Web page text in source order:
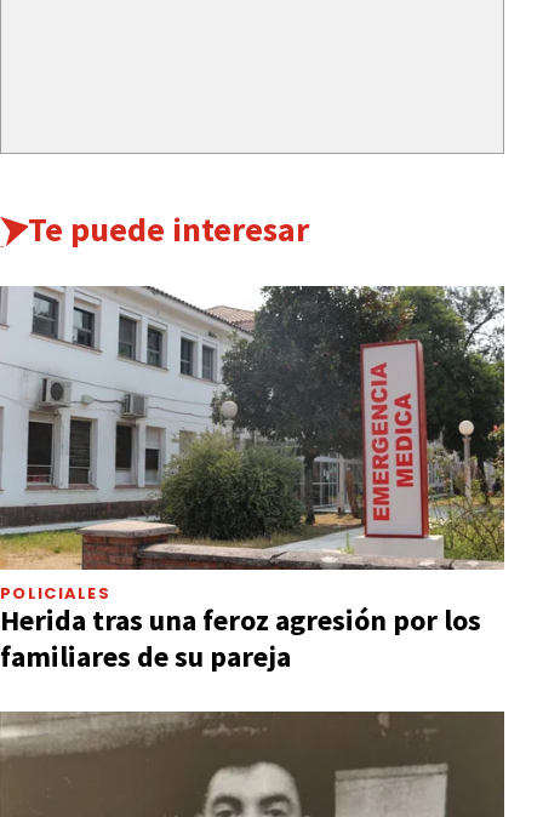
Te puede interesar
POLICIALES
Herida tras una feroz agresión por los
familiares de su pareja